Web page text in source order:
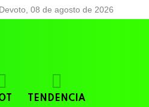
08 de agosto de 2026
TENDENCIA